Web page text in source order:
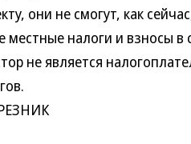
они не смогут, как
местные налоги и взносы
не является